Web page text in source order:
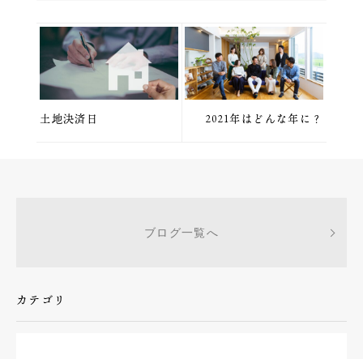
土地決済日 2021年はどんな年に？
ブログ一覧へ
カテゴリ